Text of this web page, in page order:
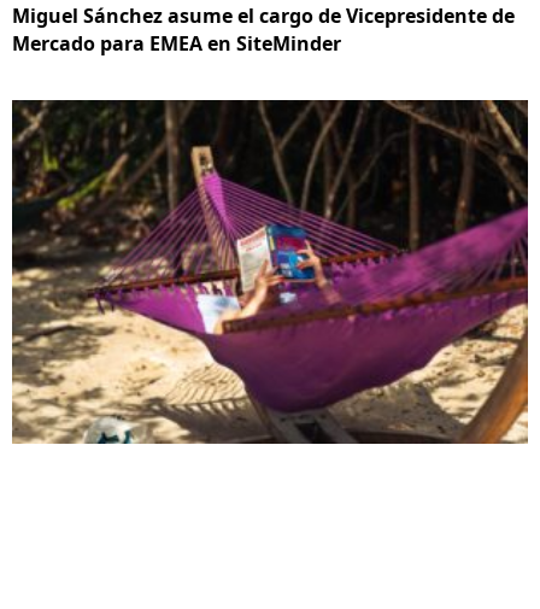
Miguel Sánchez asume el cargo de Vicepresidente de
Mercado para EMEA en SiteMinder